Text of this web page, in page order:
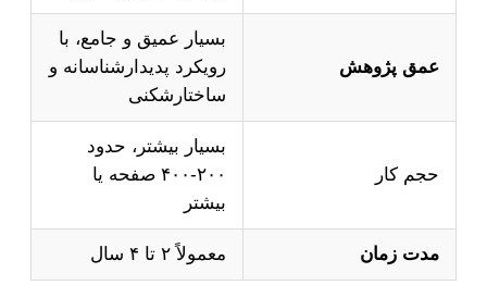
عمق پژوهش
بسیار عمیق و جامع، با
رویکرد پدیدارشناسانه و
ساختارشکنی
حجم کار
بسیار بیشتر، حدود
۲۰۰-۴۰۰ صفحه یا
بیشتر
مدت زمان معمولاً ۲ تا ۴ سال